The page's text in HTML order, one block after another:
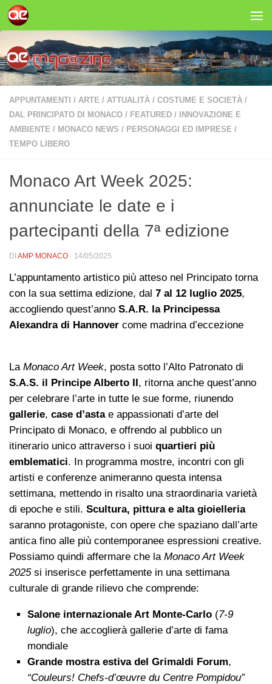
Salta al contenuto
APPUNTAMENTI / ARTE / ATTUALITÀ / COSTUME E SOCIETÀ /
DAL PRINCIPATO DI MONACO / FEATURED /
INNOVAZIONE E
AMBIENTE / MONACO NEWS / PERSONAGGI ED IMPRESE /
TEMPO LIBERO
Monaco Art Week 2025:
annunciate le date e i
partecipanti della 7ª edizione
DI AMP MONACO · 14/05/2025
L’appuntamento artistico più atteso nel Principato torna
con la sua settima edizione, dal 7 al 12 luglio 2025,
accogliendo quest’anno S.A.R. la Principessa
Alexandra di Hannover come madrina d’eccezione
La Monaco Art Week, posta sotto l’Alto Patronato di
S.A.S. il Principe Alberto II, ritorna anche quest’anno
per celebrare l’arte in tutte le sue forme, riunendo
gallerie, case d’astae appassionati d’arte del
Principato di Monaco, e offrendo al pubblico un
itinerario unico attraverso i suoi quartieri più
emblematici. In programma mostre, incontri con gli
artisti e conferenze animeranno questa intensa
settimana, mettendo in risalto una straordinaria varietà
di epoche e stili. Scultura, pittura e alta gioielleria
saranno protagoniste, con opere che spaziano dall’arte
antica fino alle più contemporanee espressioni creative.
Possiamo quindi affermare che la Monaco Art Week
2025si inserisce perfettamente in una settimana
culturale di grande rilievo che comprende:
Salone internazionale Art Monte-Carlo (7-9
luglio), che accoglierà gallerie d’arte di fama
mondiale
Grande mostra estiva del Grimaldi Forum,
“Couleurs! Chefs-d’œuvre du Centre Pompidou”